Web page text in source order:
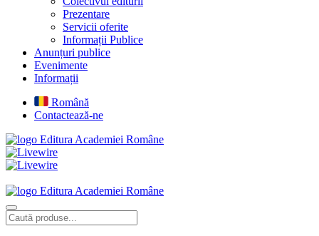
Prezentare
Servicii oferite
Informații Publice
Anunțuri publice
Evenimente
Informații
Română
Contactează-ne
Editura Academiei Române
Editura Academiei Române